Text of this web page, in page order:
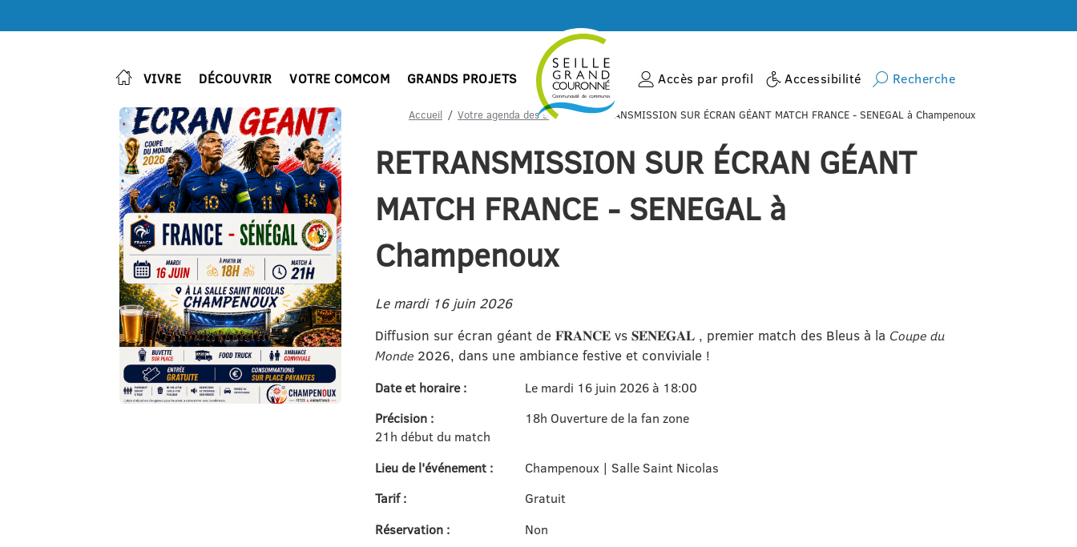
VIVRE DÉCOUVRIR VOTRE COMCOM GRANDS PROJETS Accès par profil Accessibilité Recherche
Accueil Votre agenda des sorties RETRANSMISSION SUR ÉCRAN GÉANT MATCH FRANCE - SENEGAL à Champenoux
RETRANSMISSION SUR ÉCRAN GÉANT
MATCH FRANCE - SENEGAL à
Champenoux
Le mardi 16 juin 2026
Diffusion sur écran géant de 𝐅𝐑𝐀𝐍𝐂𝐄 vs 𝐒𝐄́𝐍𝐄́𝐆𝐀𝐋 , premier match des Bleus à la 𝘊𝘰𝘶𝘱𝘦 𝘥𝘶
𝘔𝘰𝘯𝘥𝘦 2026, dans une ambiance festive et conviviale !
Date et horaire :
Le mardi 16 juin 2026 à 18:00
Précision :
18h Ouverture de la fan zone
21h début du match
Lieu de l'événement :
Champenoux | Salle Saint Nicolas
Tarif :
Gratuit
Réservation :
Non